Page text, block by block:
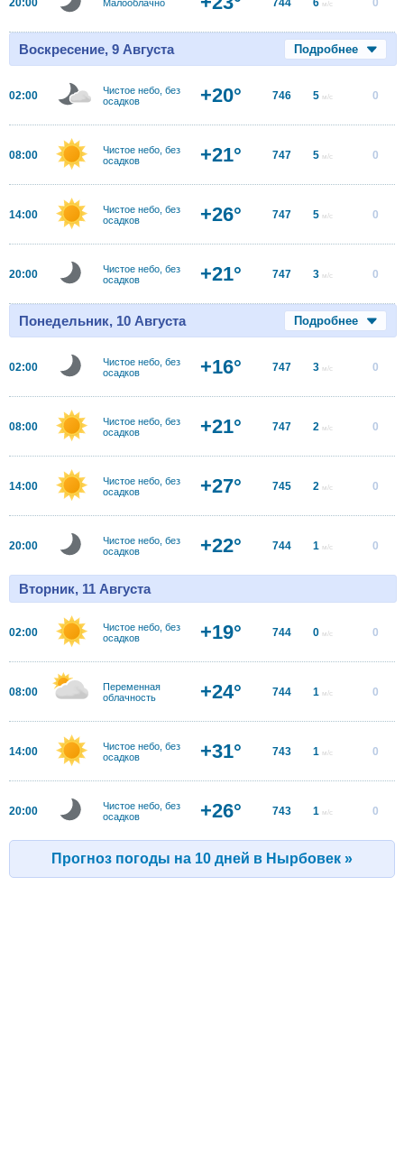
20:00 Малооблачно 744 6 м/с 0
Воскресение, 9 Августа Подробнее
02:00
Чистое небо, без
осадков
+20° 746 5 м/с 0
08:00
Чистое небо, без
осадков
+21° 747 5 м/с 0
14:00
Чистое небо, без
осадков
+26° 747 5 м/с 0
20:00
Чистое небо, без
осадков
+21° 747 3 м/с 0
Понедельник, 10 Августа Подробнее
02:00
Чистое небо, без
осадков
+16° 747 3 м/с 0
08:00
Чистое небо, без
осадков
+21° 747 2 м/с 0
14:00
Чистое небо, без
осадков
+27° 745 2 м/с 0
20:00
Чистое небо, без
осадков
+22° 744 1 м/с 0
Вторник, 11 Августа
02:00
Чистое небо, без
осадков
+19° 744 0 м/с 0
08:00
Переменная
облачность
+24° 744 1 м/с 0
14:00
Чистое небо, без
осадков
+31° 743 1 м/с 0
20:00
Чистое небо, без
осадков
+26° 743 1 м/с 0
Прогноз погоды на 10 дней в Hырбовек »